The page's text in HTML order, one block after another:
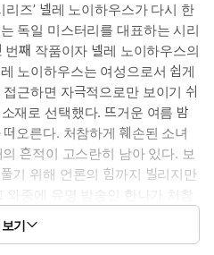
즈’ 넬레 노이하우스가 다시 한
독일 미스터리를 대표하는 시리
번째 작품이자 넬레 노이하우스의
노이하우스는 여성으로서 쉽게
근하면 자극적으로만 보이기 쉬
재로 선택했다. 뜨거운 여름 밤
오른다. 처참하게 훼손된 소녀
흔적이 고스란히 남아 있다. 보
기 위해 언론의 힘까지 빌리지만
중에 유명 방송인 한나가 처참
목숨만 건진 한나의 몸에 남은
남았던 학대의 흔적과 닮아 있었
기